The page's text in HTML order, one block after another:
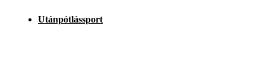
Utánpótlássport